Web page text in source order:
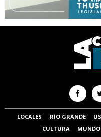
LOCALES RÍO GRANDE
CULTURA
MUNDO